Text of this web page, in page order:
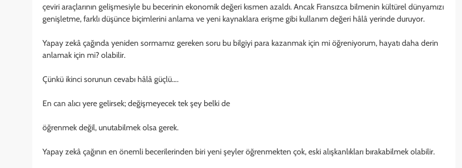
çeviri araçlarının gelişmesiyle bu becerinin ekonomik değeri kısmen azaldı. Ancak Fransızca bilmenin kültürel dünyamızı
genişletme, farklı düşünce biçimlerini anlama ve yeni kaynaklara erişme gibi kullanım değeri hâlâ yerinde duruyor.
Yapay zekâ çağında yeniden sormamız gereken soru bu bilgiyi para kazanmak için mi öğreniyorum, hayatı daha derin
anlamak için mi? olabilir.
Çünkü ikinci sorunun cevabı hâlâ güçlü….
En can alıcı yere gelirsek; değişmeyecek tek şey belki de
öğrenmek değil, unutabilmek olsa gerek.
Yapay zekâ çağının en önemli becerilerinden biri yeni şeyler öğrenmekten çok, eski alışkanlıkları bırakabilmek olabilir.